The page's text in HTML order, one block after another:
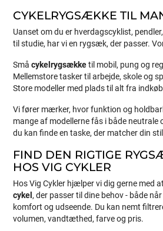
CYKELRYGSÆKKE TIL
Uanset om du er hverdagscyklist,
til studie, har vi en rygsæk, der passer.
Småcykelrygsækketil mobil, pung og
Mellemstore tasker til arbejde, skole og
Store modeller med plads til alt fra
Vi fører mærker, hvor funktion og
mange af modellerne fås i både neutrale
du kan finde en taske, der matcher din
FIND DEN RIGTIGE
HOS VIG CYKLER
Hos Vig Cykler hjælper vi dig gerne med
cykel, der passer til dine behov - både
komfort og udseende. Du kan nemt
volumen, vandtæthed, farve og pris.